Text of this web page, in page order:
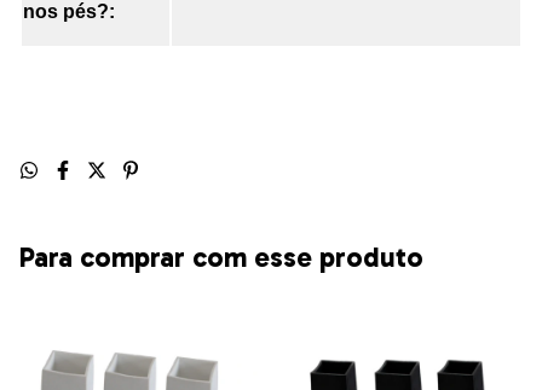
nos pés?:
Para comprar com esse produto